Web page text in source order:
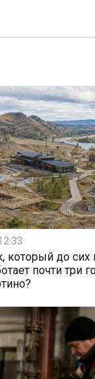
который до сих
почти три